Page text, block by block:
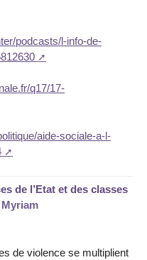
podcasts/l-info-de-
q17/17-
aide-sociale-a-l-
de l’Etat et des classes
Myriam
de violence se multiplient